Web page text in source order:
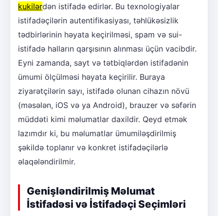
kukilərdən istifadə edirlər. Bu texnologiyalar
istifadəçilərin autentifikasiyası, təhlükəsizlik
tədbirlərinin həyata keçirilməsi, spam və sui-
istifadə halların qarşısının alınması üçün vacibdir.
Eyni zamanda, sayt və tətbiqlərdən istifadənin
ümumi ölçülməsi həyata keçirilir. Buraya
ziyarətçilərin sayı, istifadə olunan cihazın növü
(məsələn, iOS və ya Android), brauzer və səfərin
müddəti kimi məlumatlar daxildir. Qeyd etmək
lazımdır ki, bu məlumatlar ümumiləşdirilmiş
şəkildə toplanır və konkret istifadəçilərlə
əlaqələndirilmir.
Genişləndirilmiş Məlumat
İstifadəsi və İstifadəçi Seçimləri